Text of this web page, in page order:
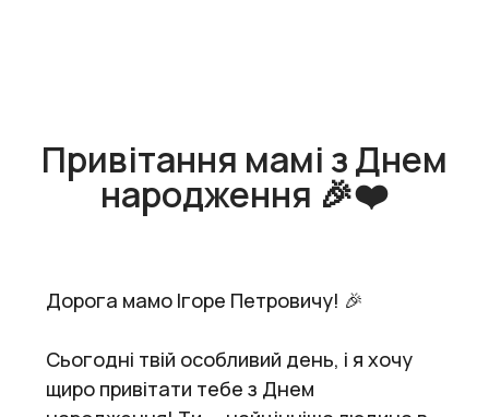
Привітання мамі з Днем
народження 🎉❤️
Дорога мамо Ігоре Петровичу! 🎉
Сьогодні твій особливий день, і я хочу
щиро привітати тебе з Днем